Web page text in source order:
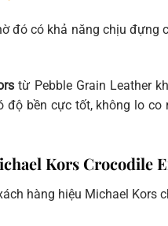
đó có khả năng chịu
từ Pebble Grain Leather
độ bền cực tốt, không lo
Kors Crocodile